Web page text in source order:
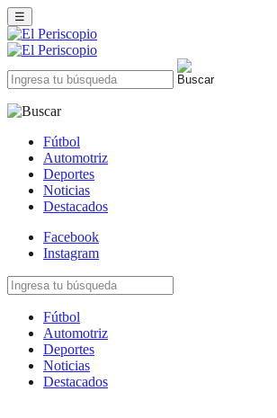
☰
Fútbol
Automotriz
Deportes
Noticias
Destacados
Facebook
Instagram
Fútbol
Automotriz
Deportes
Noticias
Destacados